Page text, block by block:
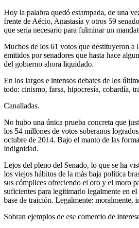
Hoy la palabra quedó estampada, de una
frente de Aécio, Anastasía y otros 59
que sería necesario para fulminar un
Muchos de los 61 votos que destituyeron a
emitidos por senadores que hasta hace
del gobierno ahora liquidado.
En los largos e intensos debates de los
todo: cinismo, farsa, hipocresía, cobardía,
Canalladas.
No hubo una única prueba concreta que
los 54 millones de votos soberanos
octubre de 2014. Bajo el manto de las
indignidad.
Lejos del pleno del Senado, lo que se ha
los viejos hábitos de la más baja política
sus cómplices ofreciendo el oro y el moro
suficientes para legitimarlo legalmente en el
base de traición. Legalmente: moralmente,
Sobran ejemplos de ese comercio de